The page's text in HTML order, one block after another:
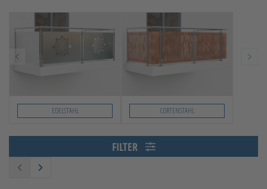
EDELSTAHL CORTENSTAHL
FILTER